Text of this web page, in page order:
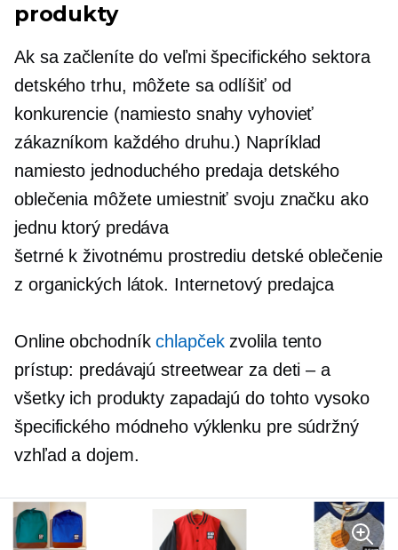
produkty
Ak sa začleníte do veľmi špecifického sektora
detského trhu, môžete sa odlíšiť od
konkurencie (namiesto snahy vyhovieť
zákazníkom každého druhu.) Napríklad
namiesto jednoduchého predaja detského
oblečenia môžete umiestniť svoju značku ako
jednu ktorý predáva
šetrné k životnému prostrediu detské oblečenie
z organických látok. Internetový predajca
Online obchodníkchlapčekzvolila tento
prístup: predávajú streetwear za deti – a
všetky ich produkty zapadajú do tohto vysoko
špecifického módneho výklenku pre súdržný
vzhľad a dojem.